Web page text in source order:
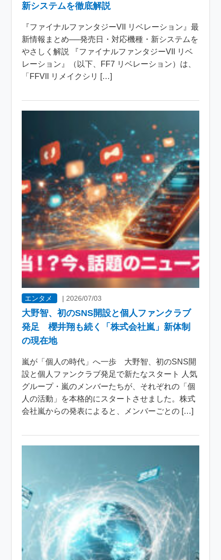
新システムを徹底解説
『ファイナルファンタジーVII リベレーション』最
新情報まとめ──発売日・対応機種・新システムを
やさしく解説 『ファイナルファンタジーVII リベ
レーション』（以下、FF7 リベレーション）は、
「FFVII リメイクシリ […]
エンタメ | 2026/07/03
大野智、初のSNS開設と個人ファンクラブ
発足 櫻井翔も続く「株式会社嵐」新体制
の現在地
嵐が「個人の時代」へ一歩 大野智、初のSNS開
設と個人ファンクラブ発足で新たなスタート 人気
グループ・嵐のメンバーたちが、それぞれの「個
人の活動」を本格的にスタートさせました。株式
会社嵐からの発表によると、メンバーごとの […]